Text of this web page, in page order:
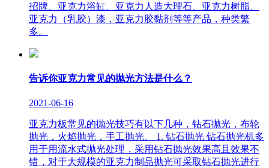
招牌、亚克力浴缸、亚克力人造大理石、亚克力树脂、
亚克力（乳胶）漆，亚克力胶黏剂等等产品，种类繁
多。
告诉你亚克力常见的抛光方法是什么？
2021-06-16
亚克力板常见的抛光技巧有以下几种，钻石抛光，布轮
抛光，火焰抛光，手工抛光。 1. 钻石抛光 钻石抛光机多
用于用流水式抛光处理，采用钻石抛光效果高且效果不
错，对于大规模的亚克力制品抛光可采取钻石抛光进行